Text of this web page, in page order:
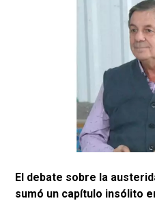
El debate sobre la
sumó un capítulo insólito